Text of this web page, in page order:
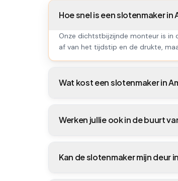
Hoe snel is een slotenmaker
Onze dichtstbijzijnde monteur is
af van het tijdstip en de drukte,
Wat kost een slotenmaker in
Werken jullie ook in de buurt
Kan de slotenmaker mijn deur